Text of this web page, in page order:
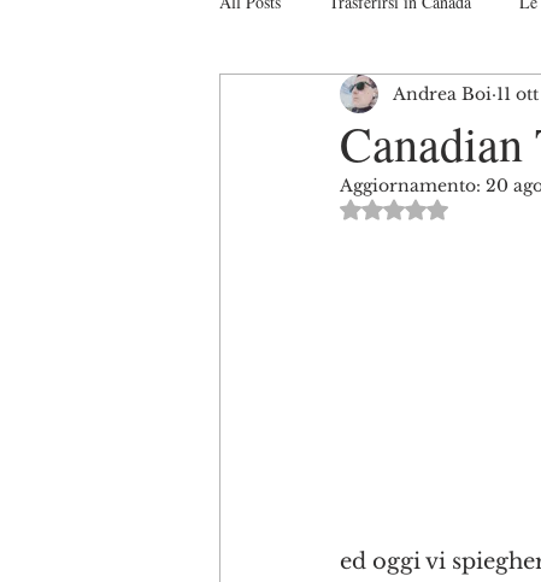
Studiare in Canada Il sistema
Turismo in Canada Interviste
Andrea Boi 11
Aggiornamento: 20
Valutazione NaN
ed oggi vi